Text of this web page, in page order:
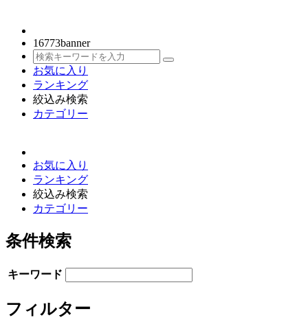
16773banner
お気に入り
ランキング
絞込み検索
カテゴリー
お気に入り
ランキング
絞込み検索
カテゴリー
条件検索
キーワード
フィルター